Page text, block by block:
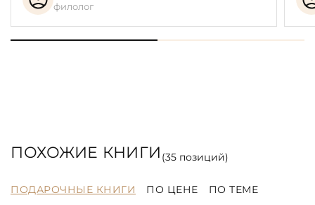
филолог
ПОХОЖИЕ КНИГИ (35позиций)
ПОДАРОЧНЫЕ КНИГИ ПО ЦЕНЕ ПО ТЕМЕ